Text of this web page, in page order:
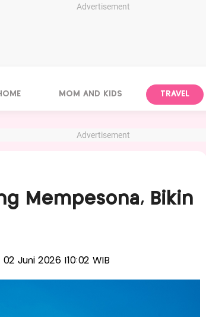
Advertisement
MOM AND KIDS TRAVEL
Advertisement
Mempesona, Bikin
02 Juni 2026 |10:02 WIB